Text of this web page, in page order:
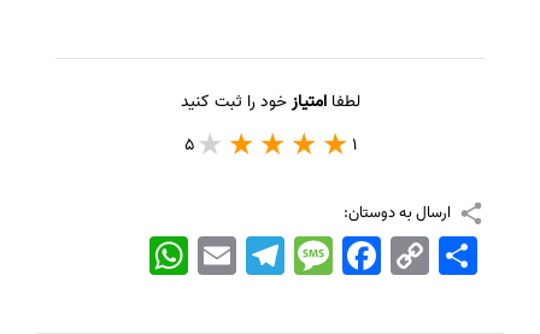
لطفاامتیازخود را ثبت کنید
1
5
ارسال به دوستان:
WhatsApp EmailTelegramMessageFacebook Copy
Link
اشتراک